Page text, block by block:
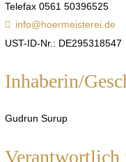
Telefax 0561 50396525
info@hoermeisterei.de
UST-ID-Nr.: DE295318547
Inhaberin/
Gudrun Surup
Verantwortlich